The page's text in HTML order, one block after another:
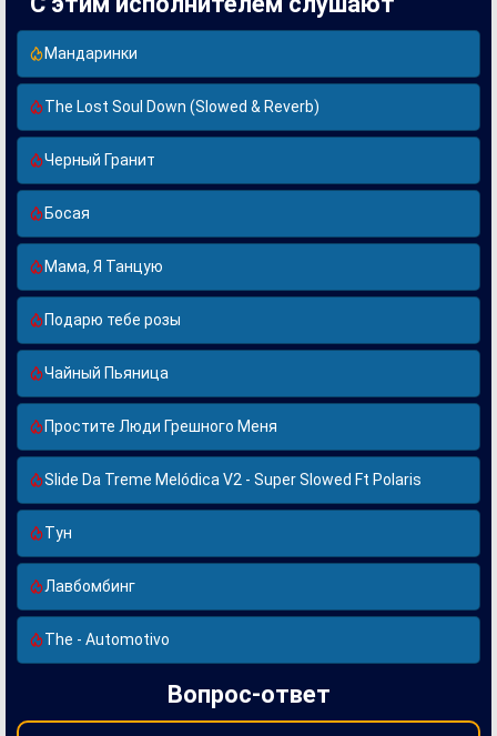
Мандаринки
The Lost Soul Down (Slowed & Reverb)
Черный Гранит
Босая
Мама, Я Танцую
Подарю тебе розы
Чайный Пьяница
Простите Люди Грешного Меня
Slide Da Treme Melódica V2 - Super Slowed Ft Polaris
Тун
Лавбомбинг
The - Automotivo
Вопрос-ответ